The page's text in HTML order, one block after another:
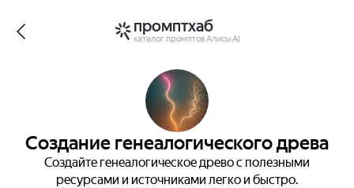
промптхаб
каталог промптов Алисы AI
Создание генеалогического древа
Создайте генеалогическое древо с полезными
ресурсами и источниками легко и быстро.